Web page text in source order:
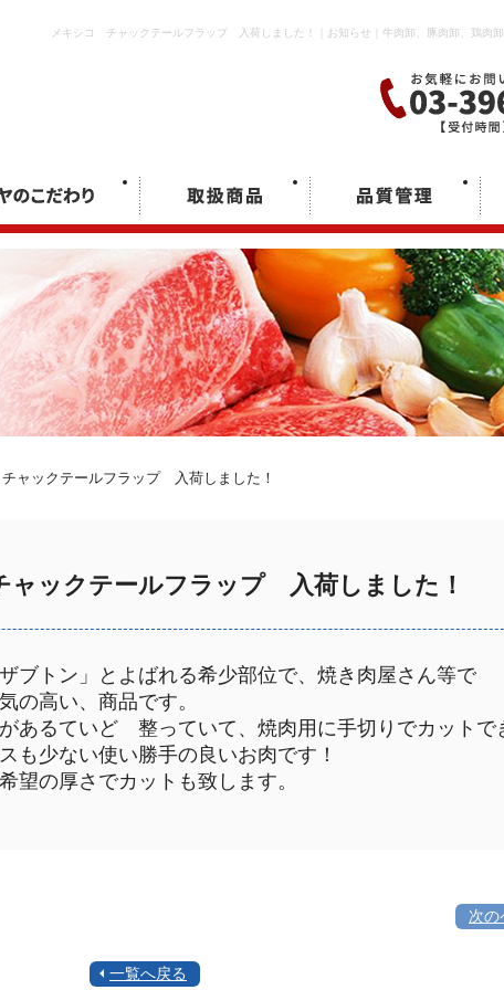
メキシコ チャックテールフラップ 入荷しました！｜お知らせ｜牛肉卸、豚肉卸、鶏肉
ャックテールフラップ 入荷しました！
ックテールフラップ 入荷しました！
ザブトン」とよばれる希少部位で、焼き肉屋さん等で
の高い、商品です。
あるていど 整っていて、焼肉用に手切りでカットで
も少ない使い勝手の良いお肉です！
望の厚さでカットも致します。
次の
一覧へ戻る